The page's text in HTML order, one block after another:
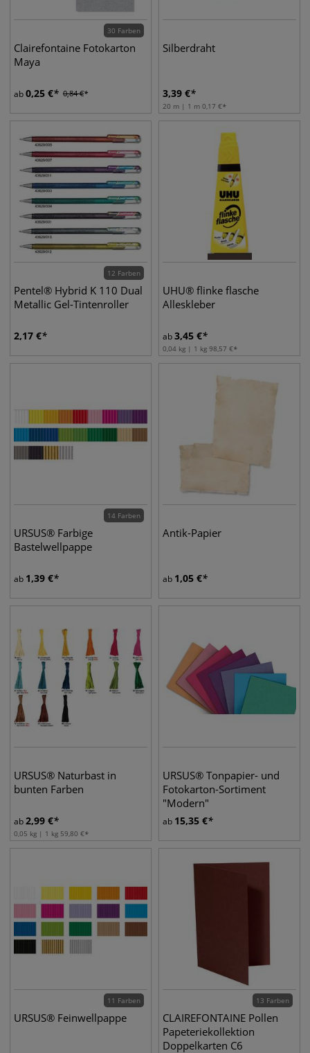
30 Farben
Clairefontaine Fotokarton
Maya
ab0,25 € 0,84€
Silberdraht
3,39 €
20 m | 1 m 0,17 €
12 Farben
Pentel® Hybrid K 110 Dual
Metallic Gel-Tintenroller
2,17 €
UHU® flinke flasche
Alleskleber
ab3,45 €
0,04 kg | 1 kg 98,57 €
14 Farben
URSUS® Farbige
Bastelwellpappe
ab 1,39 €
Antik-Papier
ab 1,05 €
URSUS® Naturbast in
bunten Farben
ab2,99 €
0,05 kg | 1 kg 59,80 €
URSUS® Tonpapier- und
Fotokarton-Sortiment
"Modern"
ab 15,35 €
11 Farben
URSUS® Feinwellpappe
13 Farben
CLAIREFONTAINE Pollen
Papeteriekollektion
Doppelkarten C6